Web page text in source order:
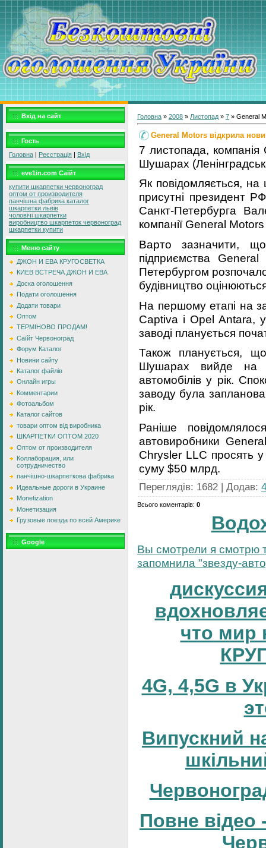
Вхід на сайт
Гость
Головна | Реєстрація | Вхід
eve1in.com Саїйт
купити шкарпетки червоноград
оптом от производителя
панчішна фабрика каталог
шкарпетки львів
чоловічі шкарпетки
виробництво шкарпеток червоноград
шкарпетки купити
Меню сайту
ДЖОН И ЕВА КРУГОСВЕТКА
КИЕВ ВСТРЕЧА ДЖОН И ЕВА
Доска оголошення
Подати оголошення
Додати товари
Оптом
ТЕРМІНОВО ПРОДАМ!
Саїйт Червоноград
Форум Каталог
Новини сайту
Каталог файлів
Онлайн игры
Комментарии
Фотоальбом
Каталог сайтов
товари оптом від виробника
ШКАРПЕТКИ ОПТОМ 2020
Оптом от производителя
Коллаборация, или
сотрудничество
панчішно-шкарпеткова фабрика
Идеальные дороги в Украине
Monetization
Монетизация
Грузовые поезда по всей Америке
Google
Головна » 2008 » Листопад » 7 » General
General Motors відкрила
7 листопада,
Шушарах
Як повідомляється, на
присутні президент
Санкт-Петербурга
компанії General
Варто зазначити, що
підприємства
Петербургом
будівництво
На першому етапі на
Captіva і Opel Antara,
заводі планується
Також планується,
Шушарах вийде на
автомобілів у рік.
заводу була
рік.
Раніше
автовиробники
Chrysler LLC просять
суму $50 млрд.
Переглядів: 1682 | Додав:
Всього коментарів: 0
Вы смотрели я смотрю
запомнила "звезду-
что мир
4G, 4,5G в
Випускний
Повне відео